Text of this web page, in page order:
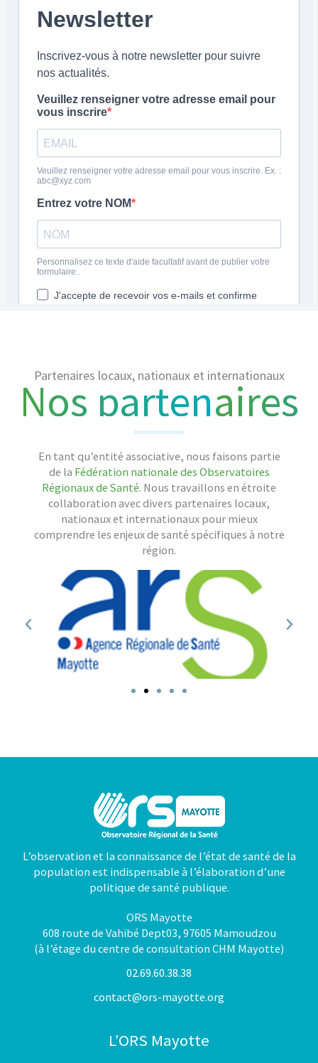
Partenaires locaux, nationaux et internationaux
Nos partenaires
En tant qu’entité associative, nous faisons partie
de la Fédération nationale des Observatoires
Régionaux de Santé. Nous travaillons en étroite
collaboration avec divers partenaires locaux,
nationaux et internationaux pour mieux
comprendre les enjeux de santé spécifiques à notre
région.
L’observation et la connaissance de l’état de santé de la
population est indispensable à l’élaboration d’une
politique de santé publique.
ORS Mayotte
608 route de Vahibé Dept03, 97605 Mamoudzou
(à l’étage du centre de consultation CHM Mayotte)
02.69.60.38.38
contact@ors-mayotte.org
L’ORS Mayotte